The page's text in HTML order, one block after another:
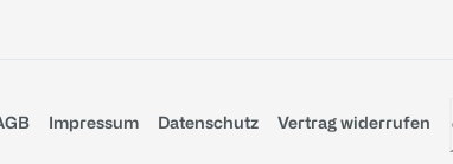
Impressum Datenschutz Vertrag widerrufen